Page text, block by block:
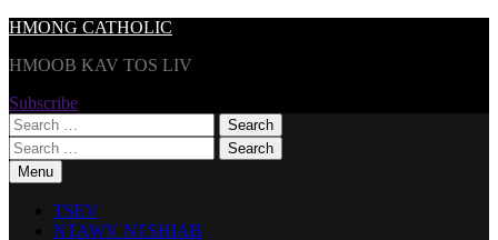
Skip
content
HMONG CATHOLIC
HMOOB KAV TOS LIV
Subscribe
Search
for:
Search
for:Menu
TSEV
NTAWV NTSHIAB